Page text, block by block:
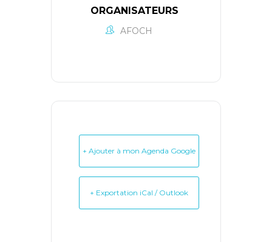
ORGANISATEURS
AFOCH
+ Ajouter à mon Agenda Google
+ Exportation iCal / Outlook